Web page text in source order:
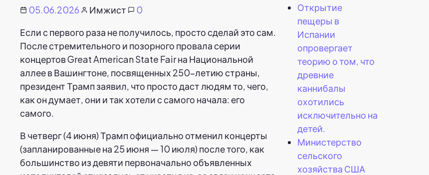
05.06.2026 Имжист
0
Если с первого раза не получилось, просто сделай это сам.
После стремительного и позорного провала серии
концертов Great American State Fair на Национальной
аллее в Вашингтоне, посвященных 250-летию страны,
президент Трамп заявил, что просто даст людям то, чего,
как он думает, они и так хотели с самого начала: его
самого.
В четверг (4 июня) Трамп официально отменил концерты
(запланированные на 25 июня — 10 июля) после того, как
большинство из девяти первоначально объявленных
Открытие
пещеры в
Испании
опровергает
теорию о том, что
древние
каннибалы
охотились
исключительно на
детей.
Министерство
сельского
хозяйства США